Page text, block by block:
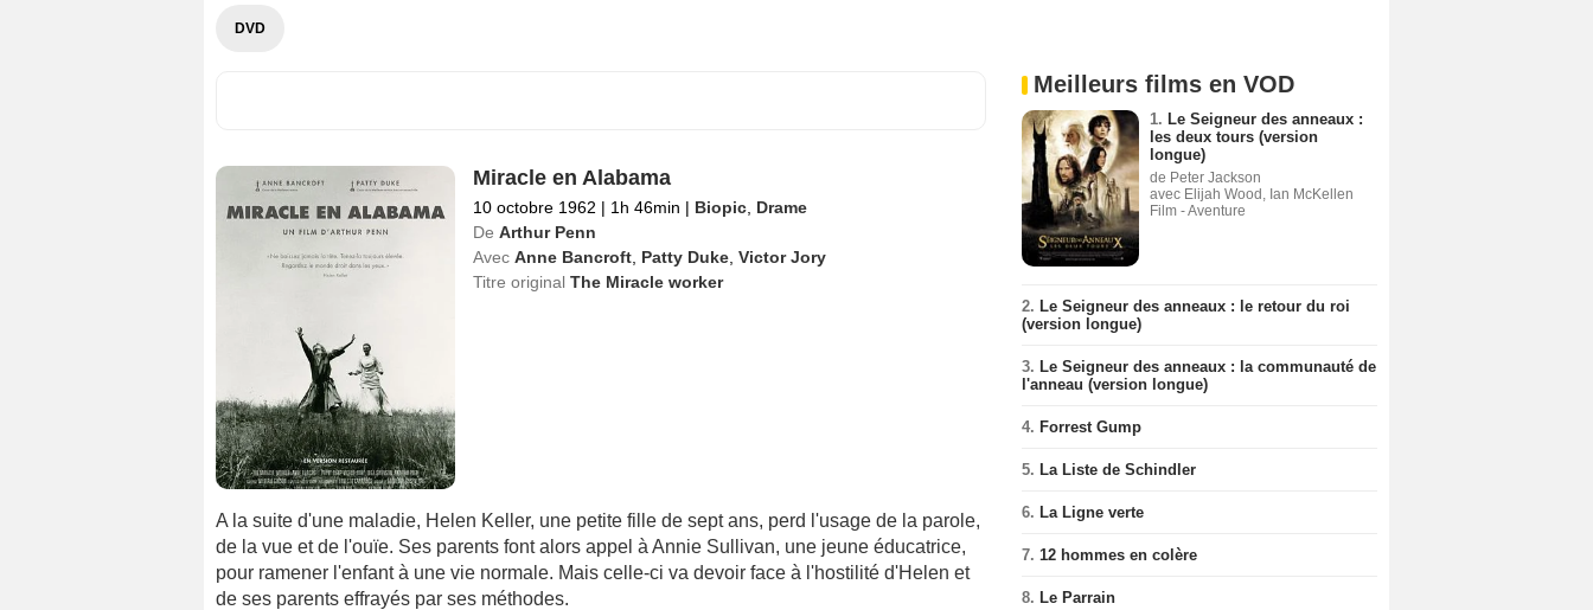
DVD
Miracle en Alabama
10 octobre 1962 | 1h 46min | Biopic, Drame
De Arthur Penn
Avec Anne Bancroft, Patty Duke, Victor Jory
Titre original The Miracle worker
A la suite d'une maladie, Helen Keller, une petite fille de sept ans, perd l'usage de la parole,
de la vue et de l'ouïe. Ses parents font alors appel à Annie Sullivan, une jeune éducatrice,
pour ramener l'enfant à une vie normale. Mais celle-ci va devoir face à l'hostilité d'Helen et
de ses parents effrayés par ses méthodes.
Meilleurs films en VOD
1. Le Seigneur des anneaux :
les deux tours (version
longue)
de Peter Jackson
avec Elijah Wood, Ian McKellen
Film - Aventure
2. Le Seigneur des anneaux : le retour du roi
(version longue)
3. Le Seigneur des anneaux : la communauté de
l'anneau (version longue)
4. Forrest Gump
5. La Liste de Schindler
6. La Ligne verte
7. 12 hommes en colère
8. Le Parrain